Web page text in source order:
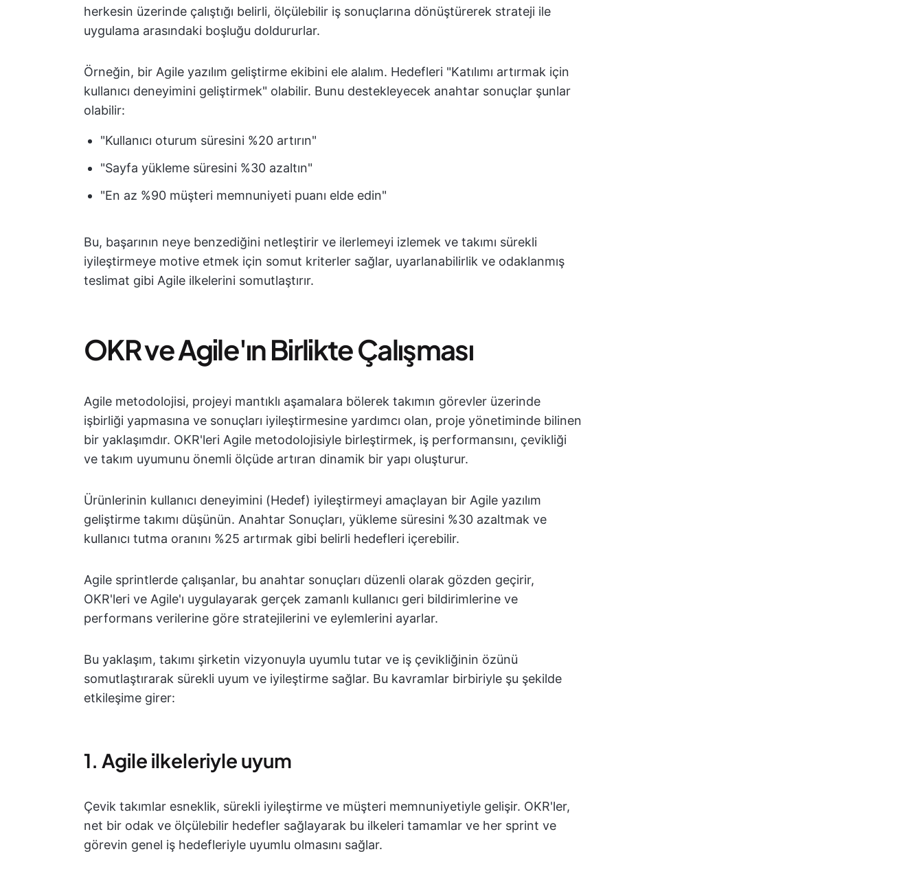
herkesin üzerinde çalıştığı belirli, ölçülebilir iş sonuçlarına dönüştürerek strateji ile
uygulama arasındaki boşluğu doldururlar.
Örneğin, bir Agile yazılım geliştirme ekibini ele alalım. Hedefleri "Katılımı artırmak için
kullanıcı deneyimini geliştirmek" olabilir. Bunu destekleyecek anahtar sonuçlar şunlar
olabilir:
"Kullanıcı oturum süresini %20 artırın"
"Sayfa yükleme süresini %30 azaltın"
"En az %90 müşteri memnuniyeti puanı elde edin"
Bu, başarının neye benzediğini netleştirir ve ilerlemeyi izlemek ve takımı sürekli
iyileştirmeye motive etmek için somut kriterler sağlar, uyarlanabilirlik ve odaklanmış
teslimat gibi Agile ilkelerini somutlaştırır.
OKR ve Agile'ın Birlikte Çalışması
Agile metodolojisi, projeyi mantıklı aşamalara bölerek takımın görevler üzerinde
işbirliği yapmasına ve sonuçları iyileştirmesine yardımcı olan, proje yönetiminde bilinen
bir yaklaşımdır. OKR'leri Agile metodolojisiyle birleştirmek, iş performansını, çevikliği
ve takım uyumunu önemli ölçüde artıran dinamik bir yapı oluşturur.
Ürünlerinin kullanıcı deneyimini (Hedef) iyileştirmeyi amaçlayan bir Agile yazılım
geliştirme takımı düşünün. Anahtar Sonuçları, yükleme süresini %30 azaltmak ve
kullanıcı tutma oranını %25 artırmak gibi belirli hedefleri içerebilir.
Agile sprintlerde çalışanlar, bu anahtar sonuçları düzenli olarak gözden geçirir,
OKR'leri ve Agile'ı uygulayarak gerçek zamanlı kullanıcı geri bildirimlerine ve
performans verilerine göre stratejilerini ve eylemlerini ayarlar.
Bu yaklaşım, takımı şirketin vizyonuyla uyumlu tutar ve iş çevikliğinin özünü
somutlaştırarak sürekli uyum ve iyileştirme sağlar. Bu kavramlar birbiriyle şu şekilde
etkileşime girer:
1. Agile ilkeleriyle uyum
Çevik takımlar esneklik, sürekli iyileştirme ve müşteri memnuniyetiyle gelişir. OKR'ler,
net bir odak ve ölçülebilir hedefler sağlayarak bu ilkeleri tamamlar ve her sprint ve
görevin genel iş hedefleriyle uyumlu olmasını sağlar.